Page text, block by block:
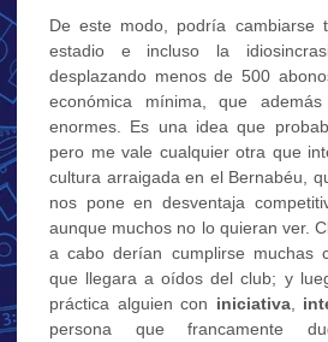
De este modo, podría cambiarse
estadio e incluso la
desplazando menos de 500
económica mínima, que
enormes. Es una idea que
pero me vale cualquier otra que
cultura arraigada en el Bernabéu,
nos pone en desventaja
aunque muchos no lo quieran ver.
a cabo derían cumplirse muchas
que llegara a oídos del club; y
práctica alguien con iniciativa,
persona que francamente